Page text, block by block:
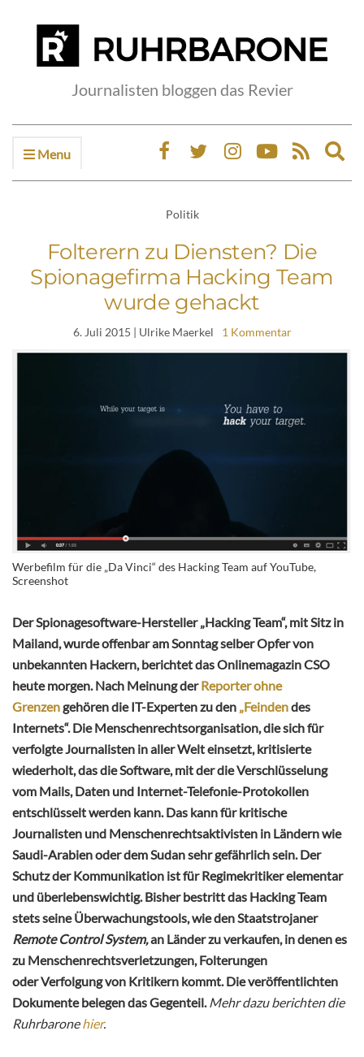
Journalisten bloggen das Revier
Menu
Politik
Folterern zu Diensten? Die
Spionagefirma Hacking Team
wurde gehackt
6. Juli 2015 | Ulrike Maerkel 1 Kommentar
Werbefilm für die „Da Vinci“ des Hacking Team auf YouTube,
Screenshot
Der Spionagesoftware-Hersteller „Hacking Team“, mit Sitz in
Mailand, wurde offenbar am Sonntag selber Opfer von
unbekannten Hackern, berichtet das Onlinemagazin CSO
heute morgen. Nach Meinung derReporter ohne
Grenzengehören die IT-Experten zu den „Feindendes
Internets“. Die Menschenrechtsorganisation, die sich für
verfolgte Journalisten in aller Welt einsetzt, kritisierte
wiederholt, das die Software, mit der die Verschlüsselung
vom Mails, Daten und Internet-Telefonie-Protokollen
entschlüsselt werden kann. Das kann für kritische
Journalisten und Menschenrechtsaktivisten in Ländern wie
Saudi-Arabien oder dem Sudan sehr gefährlich sein. Der
Schutz der Kommunikation ist für Regimekritiker elementar
und überlebenswichtig. Bisher bestritt das Hacking Team
stets seine Überwachungstools, wie den Staatstrojaner
Remote Control System,an Länder zu verkaufen, in denen es
zu Menschenrechtsverletzungen, Folterungen
oder Verfolgung von Kritikern kommt. Die veröffentlichten
Dokumente belegen das Gegenteil.Mehr dazu berichten die
Ruhrbaronehier.